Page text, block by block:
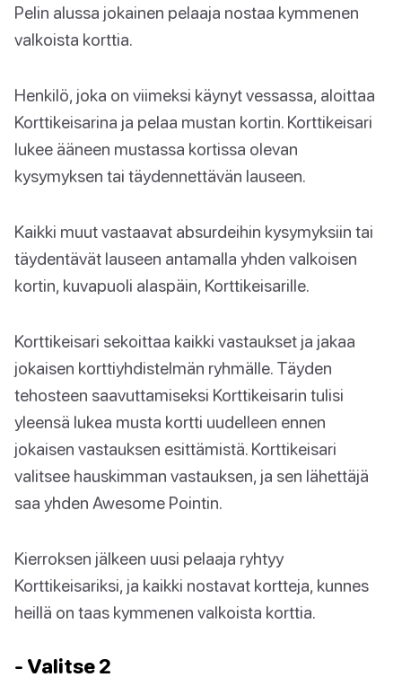
Pelin alussa jokainen pelaaja nostaa kymmenen
valkoista korttia.
Henkilö, joka on viimeksi käynyt vessassa, aloittaa
Korttikeisarina ja pelaa mustan kortin. Korttikeisari
lukee ääneen mustassa kortissa olevan
kysymyksen tai täydennettävän lauseen.
Kaikki muut vastaavat absurdeihin kysymyksiin tai
täydentävät lauseen antamalla yhden valkoisen
kortin, kuvapuoli alaspäin, Korttikeisarille.
Korttikeisari sekoittaa kaikki vastaukset ja jakaa
jokaisen korttiyhdistelmän ryhmälle. Täyden
tehosteen saavuttamiseksi Korttikeisarin tulisi
yleensä lukea musta kortti uudelleen ennen
jokaisen vastauksen esittämistä. Korttikeisari
valitsee hauskimman vastauksen, ja sen lähettäjä
saa yhden Awesome Pointin.
Kierroksen jälkeen uusi pelaaja ryhtyy
Korttikeisariksi, ja kaikki nostavat kortteja, kunnes
heillä on taas kymmenen valkoista korttia.
- Valitse 2